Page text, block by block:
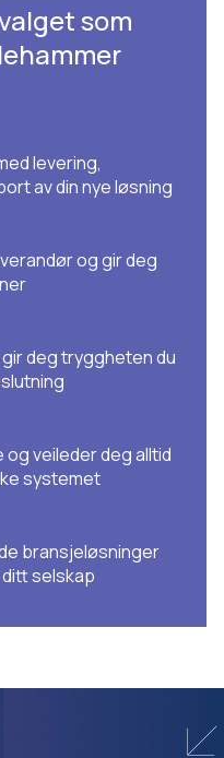
som
levering,
av din nye løsning
og gir deg
deg tryggheten du
veileder deg alltid
systemet
bransjeløsninger
selskap